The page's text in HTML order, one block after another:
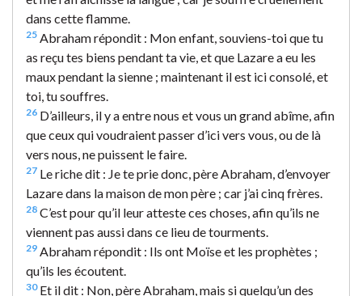
dans cette flamme.
25 Abraham répondit : Mon enfant, souviens-toi que tu
as reçu tes biens pendant ta vie, et que Lazare a eu les
maux pendant la sienne ; maintenant il est ici consolé, et
toi, tu souffres.
26 D’ailleurs, il y a entre nous et vous un grand abîme, afin
que ceux qui voudraient passer d’ici vers vous, ou de là
vers nous, ne puissent le faire.
27 Le riche dit : Je te prie donc, père Abraham, d’envoyer
Lazare dans la maison de mon père ; car j’ai cinq frères.
28 C’est pour qu’il leur atteste ces choses, afin qu’ils ne
viennent pas aussi dans ce lieu de tourments.
29 Abraham répondit : Ils ont Moïse et les prophètes ;
qu’ils les écoutent.
30Et il dit : Non, père Abraham, mais si quelqu’un des